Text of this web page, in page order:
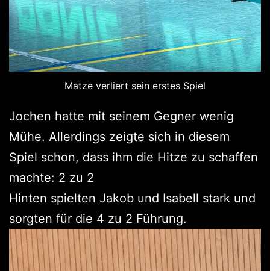
Matze verliert sein erstes Spiel
Jochen hatte mit seinem Gegner wenig
Mühe. Allerdings zeigte sich in diesem
Spiel schon, dass ihm die Hitze zu schaffen
machte: 2 zu 2
Hinten spielten Jakob und Isabell stark und
sorgten für die 4 zu 2 Führung.